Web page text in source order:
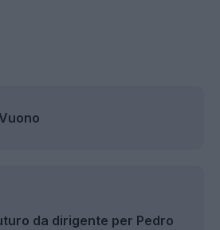
da dirigente per Pedro